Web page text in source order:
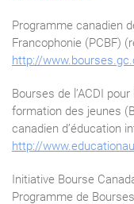
Programme canadien
Francophonie (PCBF)
http://
Bourses de l’ACDI
formation des jeunes
canadien d’éducation
http://
Initiative Bourse
Programme de Bourses